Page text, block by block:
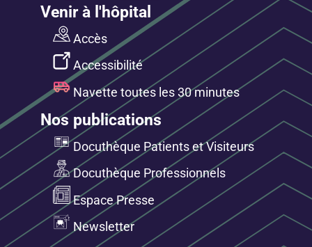
Venir à l'hôpital
Accès
Accessibilité
Navette toutes les 30 minutes
Nos publications
Docuthèque Patients et Visiteurs
Docuthèque Professionnels
Espace Presse
Newsletter